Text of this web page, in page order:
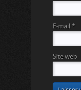
E-mail *
Site web